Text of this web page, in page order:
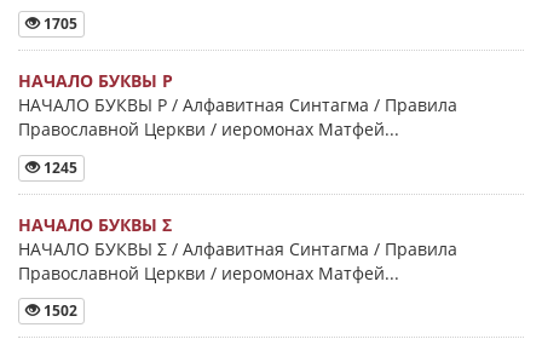
1705
НАЧАЛО БУКВЫ Ρ
НАЧАЛО БУКВЫ Ρ / Алфавитная Синтагма / Правила
Православной Церкви / иеромонах Матфей...
1245
НАЧАЛО БУКВЫ Σ
НАЧАЛО БУКВЫ Σ / Алфавитная Синтагма / Правила
Православной Церкви / иеромонах Матфей...
1502